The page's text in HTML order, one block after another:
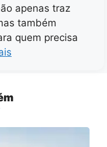
apenas traz
também
quem precisa